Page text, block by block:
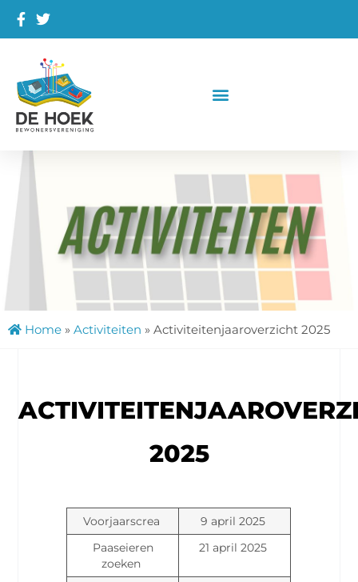
Home » Activiteiten » Activiteitenjaaroverzicht 2025
2025
Voorjaarscrea 9 april 2025
Paaseieren
zoeken
21 april 2025